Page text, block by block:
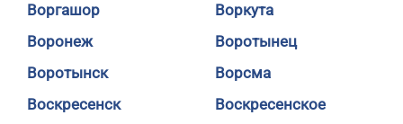
Воргашор
Воркута
Воронеж
Воротынец
Воротынск
Ворсма
Воскресенск
Воскресенское